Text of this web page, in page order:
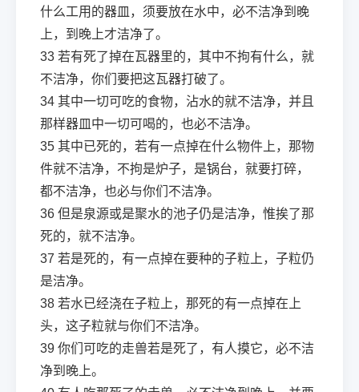
什么工用的器皿，须要放在水中，必不洁净到晚
上，到晚上才洁净了。
33 若有死了掉在瓦器里的，其中不拘有什么，就
不洁净，你们要把这瓦器打破了。
34 其中一切可吃的食物，沾水的就不洁净，并且
那样器皿中一切可喝的，也必不洁净。
35 其中已死的，若有一点掉在什么物件上，那物
件就不洁净，不拘是炉子，是锅台，就要打碎，
都不洁净，也必与你们不洁净。
36 但是泉源或是聚水的池子仍是洁净，惟挨了那
死的，就不洁净。
37 若是死的，有一点掉在要种的子粒上，子粒仍
是洁净。
38 若水已经浇在子粒上，那死的有一点掉在上
头，这子粒就与你们不洁净。
39 你们可吃的走兽若是死了，有人摸它，必不洁
净到晚上。